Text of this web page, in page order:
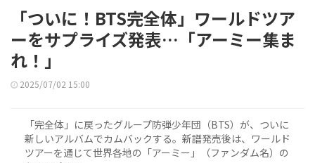
「ついに！BTS完全体」ワールドツア
ーをサプライズ発表…「アーミー集ま
れ！」
2025/07/02 15:00
「完全体」に戻ったグループ防弾少年団（BTS）が、ついに
新しいアルバムでカムバックする。新譜発売後は、ワールド
ツアーを通じて世界各地の「アーミー」（ファンダム名）の